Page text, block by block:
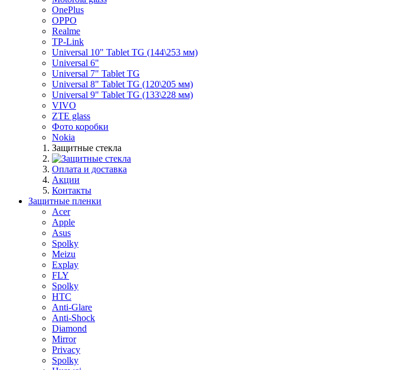
OnePlus
OPPO
Realme
TP-Link
Universal 10" Tablet TG (144\253 мм)
Universal 6"
Universal 7" Tablet TG
Universal 8" Tablet TG (120\205 мм)
Universal 9" Tablet TG (133\228 мм)
VIVO
ZTE glass
Фото коробки
Nokia
Защитные стекла
Оплата и доставка
Акции
Контакты
Защитные пленки
Acer
Apple
Asus
Spolky
Meizu
Explay
FLY
Spolky
HTC
Anti-Glare
Anti-Shock
Diamond
Mirror
Privacy
Spolky